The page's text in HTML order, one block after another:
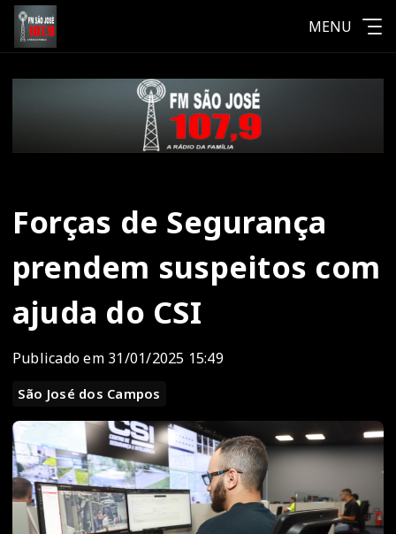
MENU
Forças de Segurança
prendem suspeitos com
ajuda do CSI
Publicado em 31/01/2025 15:49
São José dos Campos